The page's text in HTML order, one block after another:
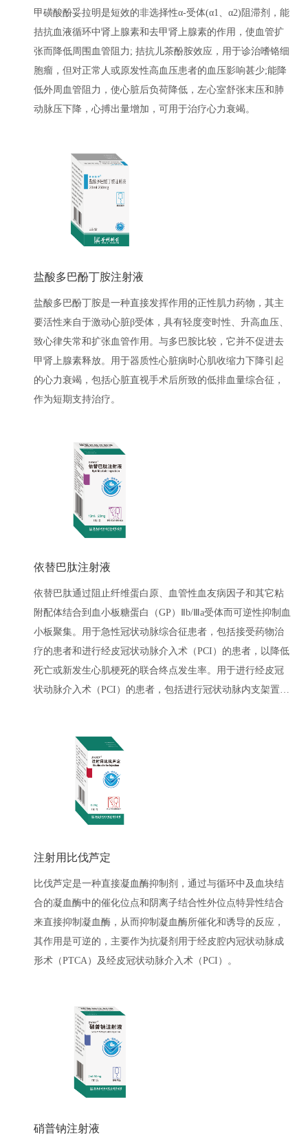
甲磺酸酚妥拉明是短效的非选择性α-受体(α1、α2)阻滞剂，能
拮抗血液循环中肾上腺素和去甲肾上腺素的作用，使血管扩
张而降低周围血管阻力; 拮抗儿茶酚胺效应，用于诊治嗜铬细
胞瘤，但对正常人或原发性高血压患者的血压影响甚少;能降
低外周血管阻力，使心脏后负荷降低，左心室舒张末压和肺
动脉压下降，心搏出量增加，可用于治疗心力衰竭。
盐酸多巴酚丁胺注射液
盐酸多巴酚丁胺是一种直接发挥作用的正性肌力药物，其主
要活性来自于激动心脏β受体，具有轻度变时性、升高血压、
致心律失常和扩张血管作用。与多巴胺比较，它并不促进去
甲肾上腺素释放。用于器质性心脏病时心肌收缩力下降引起
的心力衰竭，包括心脏直视手术后所致的低排血量综合征，
作为短期支持治疗。
依替巴肽注射液
依替巴肽通过阻止纤维蛋白原、血管性血友病因子和其它粘
附配体结合到血小板糖蛋白（GP）Ⅱb/Ⅲa受体而可逆性抑制血
小板聚集。用于急性冠状动脉综合征患者，包括接受药物治
疗的患者和进行经皮冠状动脉介入术（PCI）的患者，以降低
死亡或新发生心肌梗死的联合终点发生率。用于进行经皮冠
状动脉介入术（PCI）的患者，包括进行冠状动脉内支架置入
注射用比伐芦定
比伐芦定是一种直接凝血酶抑制剂，通过与循环中及血块结
合的凝血酶中的催化位点和阴离子结合性外位点特异性结合
来直接抑制凝血酶，从而抑制凝血酶所催化和诱导的反应，
其作用是可逆的，主要作为抗凝剂用于经皮腔内冠状动脉成
形术（PTCA）及经皮冠状动脉介入术（PCI）。
硝普钠注射液